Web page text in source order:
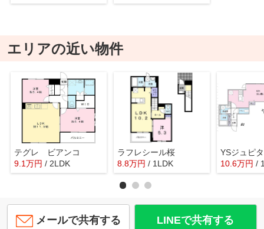
エリアの近い物件
テグレ ビアンコ
9.1万円 / 2LDK
ラフレシール桜
8.8万円 / 1LDK
YSジュピ
10.6万円 /
メールで共有する LINEで共有する